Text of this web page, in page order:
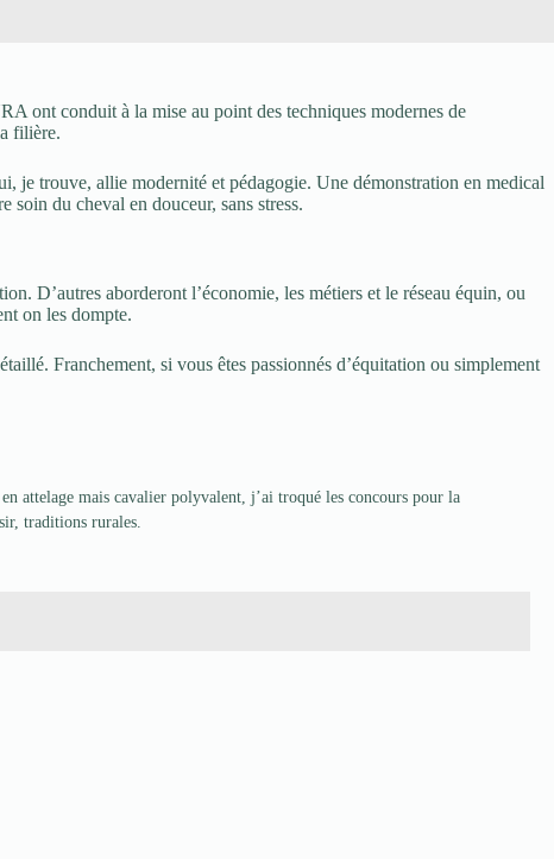
ont conduit à la mise au point des techniques modernes de
filière.
je trouve, allie modernité et pédagogie. Une démonstration en medical
soin du cheval en douceur, sans stress.
D’autres aborderont l’économie, les métiers et le réseau équin, ou
on les dompte.
Franchement, si vous êtes passionnés d’équitation ou simplement
attelage mais cavalier polyvalent, j’ai troqué les concours pour la
traditions rurales.